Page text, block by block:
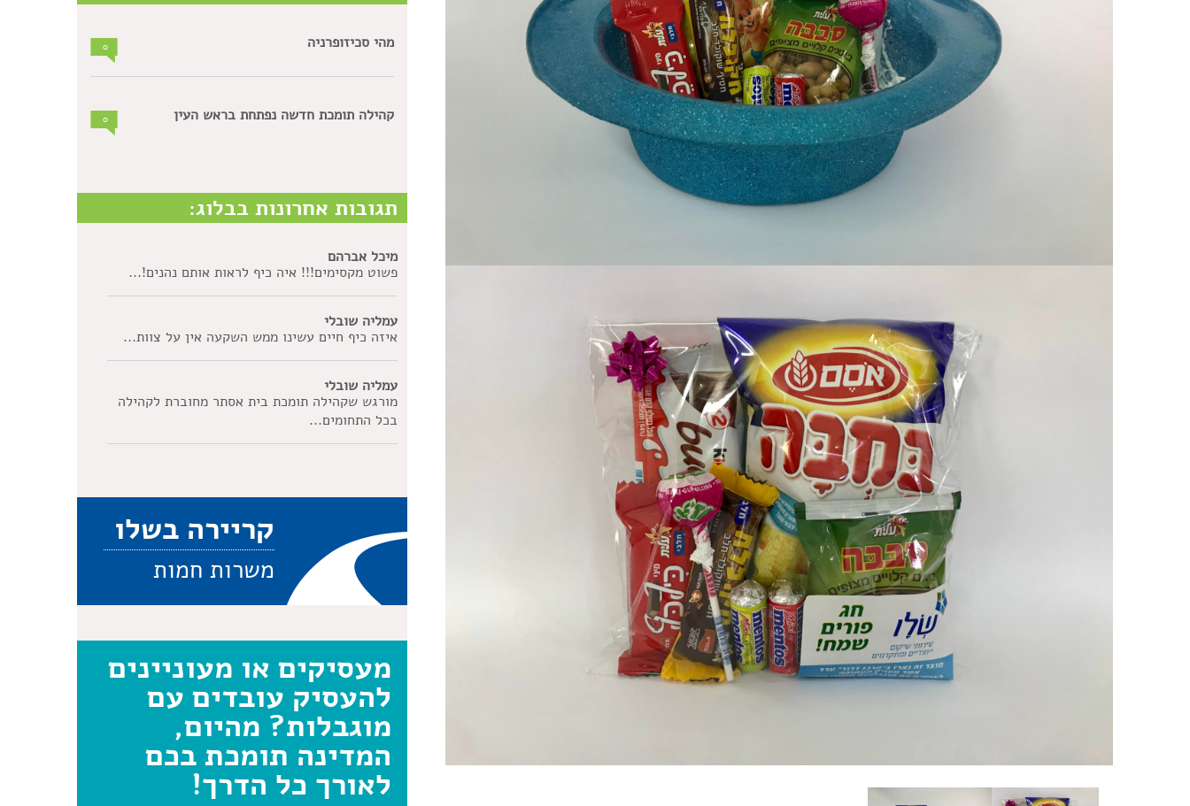
מהי סכיזופרניה 0
קהילה תומכת חדשה נפתחת בראש העין 0
תגובות אחרונות בבלוג:
מיכל אברהם
פשוט מקסימים!!! איה כיף לראות אותם נהנים!...
עמליה שובלי
איזה כיף חיים עשינו ממש השקעה אין על צוות...
עמליה שובלי
מורגש שקהילה תומכת בית אסתר מחוברת לקהילה
בכל התחומים...
קריירה בשלו
משרות חמות
מעסיקים או מעוניינים
להעסיק עובדים עם
מוגבלות? מהיום,
המדינה תומכת בכם
לאורך כל הדרך!